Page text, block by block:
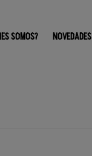
SOMOS? NOVEDADES